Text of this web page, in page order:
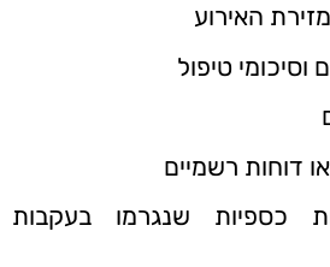
האירוע
וסיכומי טיפול
דוחות רשמיים
כספיות שנגרמו בעקבות